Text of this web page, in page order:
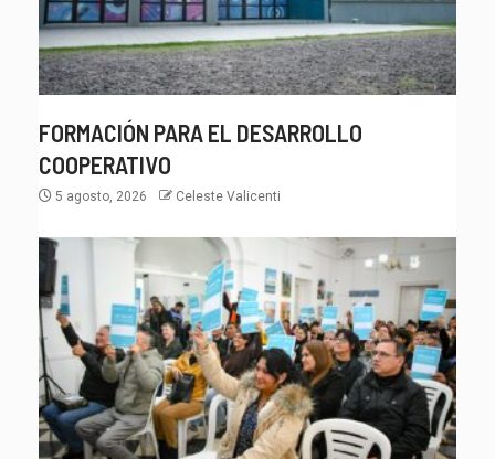
FORMACIÓN PARA EL DESARROLLO
COOPERATIVO
5 agosto, 2026 Celeste Valicenti